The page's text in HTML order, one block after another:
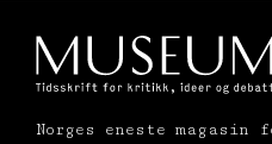
Norges eneste magasin